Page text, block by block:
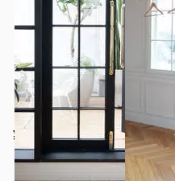
¥21450 〜 ¥25740 /時間
表参道駅 徒歩7分東京都港